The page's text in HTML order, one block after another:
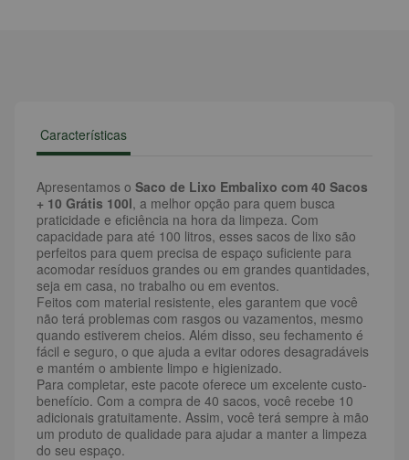
Características
Apresentamos o Saco de Lixo Embalixo com 40 Sacos
+ 10 Grátis 100l, a melhor opção para quem busca
praticidade e eficiência na hora da limpeza. Com
capacidade para até 100 litros, esses sacos de lixo são
perfeitos para quem precisa de espaço suficiente para
acomodar resíduos grandes ou em grandes quantidades,
seja em casa, no trabalho ou em eventos.
Feitos com material resistente, eles garantem que você
não terá problemas com rasgos ou vazamentos, mesmo
quando estiverem cheios. Além disso, seu fechamento é
fácil e seguro, o que ajuda a evitar odores desagradáveis
e mantém o ambiente limpo e higienizado.
Para completar, este pacote oferece um excelente custo-
benefício. Com a compra de 40 sacos, você recebe 10
adicionais gratuitamente. Assim, você terá sempre à mão
um produto de qualidade para ajudar a manter a limpeza
do seu espaço.